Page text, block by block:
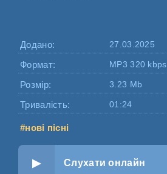
Додано: 27.03.2025
Формат: MP3 320 kbps
Розмір: 3.23 Mb
Тривалість: 01:24
#нові пісні
Слухати онлайн